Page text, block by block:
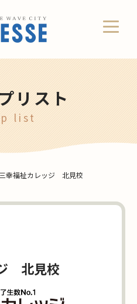
リスト
list
三幸福祉カレッジ 北見校
北見校